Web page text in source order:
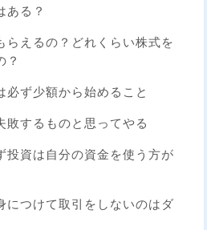
ある？
らえるの？どれくらい株式を
？
必ず少額から始めること
敗するものと思ってやる
投資は自分の資金を使う方が
につけて取引をしないのはダ